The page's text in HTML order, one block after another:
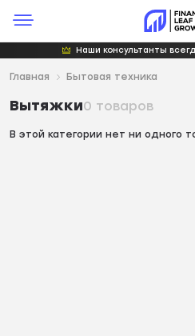
Наши консультанты
Главная Бытовая техника
Вытяжки0 товаров
В этой категории нет ни одного